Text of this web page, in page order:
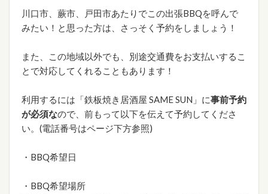
川口市、蕨市、戸田市あたりでこの出張BBQを呼んで
みたい！と思った方は、さっそく予約をしましょう！
また、この地域以外でも、別途交通費をお支払いするこ
とで対応してくれることもあります！
利用するには「鉄板焼き居酒屋 SAME SUN」に事前予約
が必須なので、前もって以下を伝えて予約してくださ
い。(電話番号はページ下方参照)
・BBQ希望日
・BBQ希望場所